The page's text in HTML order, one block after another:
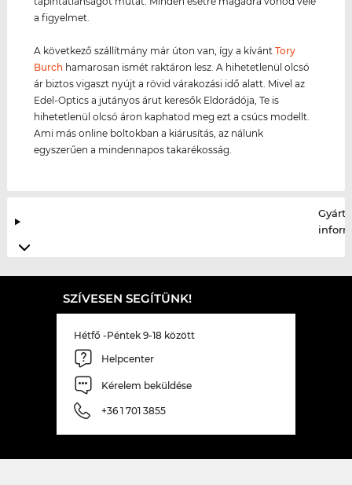
a figyelmet.
A következő szállítmány már úton van, így a kívántTory
Burch hamarosan ismét raktáron lesz. A hihetetlenül olcsó
ár biztos vigaszt nyújt a rövid várakozási idő alatt. Mivel az
Edel-Optics a jutányos árut keresők Eldorádója, Te is
hihetetlenül olcsó áron kaphatod meg ezt a csúcs modellt.
Ami más online boltokban a kiárusítás, az nálunk
egyszerűen a mindennapos takarékosság.
SZÍVESEN SEGÍTÜNK!
Hétfő -Péntek 9-18 között
Helpcenter
Kérelem beküldése
+36 1 701 3855